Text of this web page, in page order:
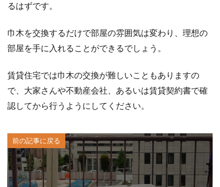
るはずです。
巾木を交換するだけで部屋の雰囲気は変わり、理想の
部屋を手に入れることができるでしょう。
賃貸住宅では巾木の交換が難しいこともありますの
で、大家さんや不動産会社、あるいは賃貸契約書で確
認してから行うようにしてください。
前の記事に戻る